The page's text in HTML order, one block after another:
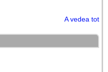
A vedea tot